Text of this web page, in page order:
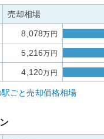
売却相場
8,078万円
5,216万円
4,120万円
駅ごと売却価格相場